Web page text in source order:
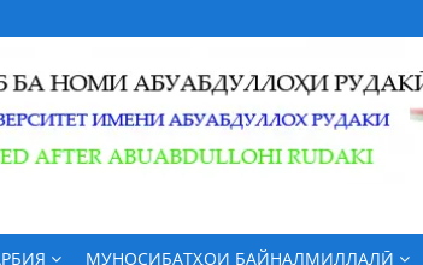
МУНОСИБАТҲОИ БАЙНАЛМИЛЛАЛӢ